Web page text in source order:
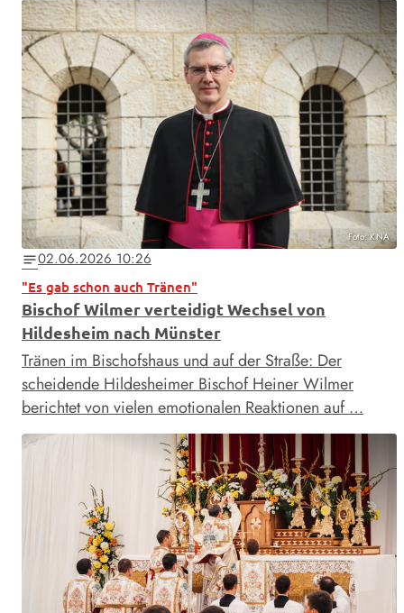
Foto: KNA
notes02.06.2026 10:26
"Es gab schon auch Tränen"
Bischof Wilmer verteidigt Wechsel von
Hildesheim nach Münster
Tränen im Bischofshaus und auf der Straße: Der
scheidende Hildesheimer Bischof Heiner Wilmer
berichtet von vielen emotionalen Reaktionen auf …